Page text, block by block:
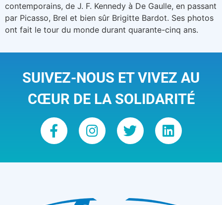
contemporains, de J. F. Kennedy à De Gaulle, en passant
par Picasso, Brel et bien sûr Brigitte Bardot. Ses photos
ont fait le tour du monde durant quarante-cinq ans.
SUIVEZ-NOUS ET VIVEZ AU
CŒUR DE LA SOLIDARITÉ